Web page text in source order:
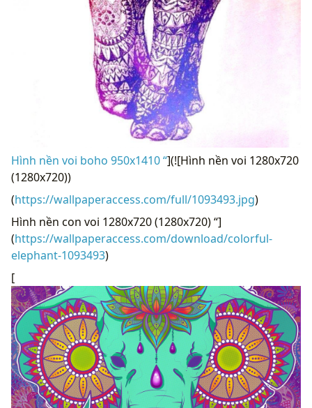
Hình nền voi boho 950x1410 “](![Hình nền voi 1280x720
(1280x720))
(https://wallpaperaccess.com/full/1093493.jpg)
Hình nền con voi 1280x720 (1280x720) “]
(https://wallpaperaccess.com/download/colorful-
elephant-1093493)
[